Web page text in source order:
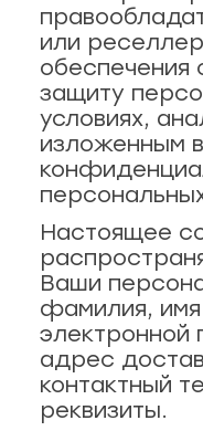
риеты
приправы
строение 8
12 (Пашино)
244
47
2/2
или
обеспечения
защиту
условиях,
изложенным
Настоящее
Ваши
фамилия,
электронной
адрес
контактный
реквизиты.